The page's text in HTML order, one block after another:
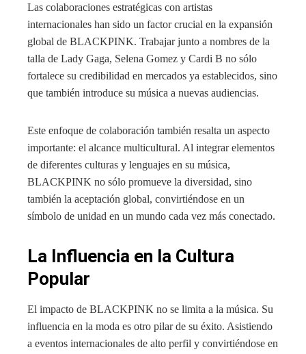
Las colaboraciones estratégicas con artistas
internacionales han sido un factor crucial en la expansión
global de BLACKPINK. Trabajar junto a nombres de la
talla de Lady Gaga, Selena Gomez y Cardi B no sólo
fortalece su credibilidad en mercados ya establecidos, sino
que también introduce su música a nuevas audiencias.
Este enfoque de colaboración también resalta un aspecto
importante: el alcance multicultural. Al integrar elementos
de diferentes culturas y lenguajes en su música,
BLACKPINK no sólo promueve la diversidad, sino
también la aceptación global, convirtiéndose en un
símbolo de unidad en un mundo cada vez más conectado.
La Influencia en la Cultura
Popular
El impacto de BLACKPINK no se limita a la música. Su
influencia en la moda es otro pilar de su éxito. Asistiendo
a eventos internacionales de alto perfil y convirtiéndose en